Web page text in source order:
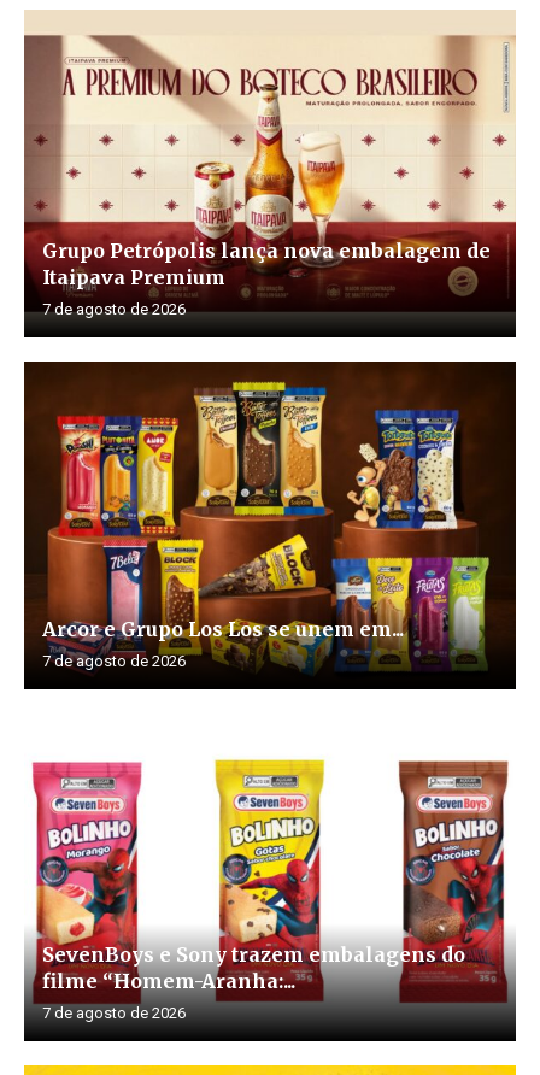
Grupo Petrópolis lança nova embalagem de
Itaipava Premium
7 de agosto de 2026
Arcor e Grupo Los Los se unem em...
7 de agosto de 2026
SevenBoys e Sony trazem embalagens do
filme “Homem-Aranha:...
7 de agosto de 2026